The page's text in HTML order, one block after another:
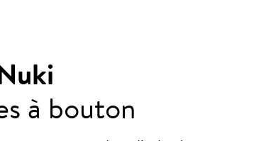
à bouton